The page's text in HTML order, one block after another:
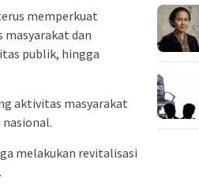
memperkuat
dan
publik, hingga
aktivitas masyarakat
melakukan revitalisasi